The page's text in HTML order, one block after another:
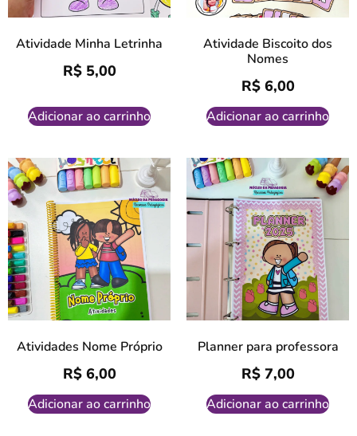
Atividade Minha Letrinha
R$5,00
Adicionar ao carrinho
Atividade Biscoito dos
Nomes
R$6,00
Adicionar ao carrinho
Atividades Nome Próprio
R$6,00
Adicionar ao carrinho
Planner para professora
R$7,00
Adicionar ao carrinho